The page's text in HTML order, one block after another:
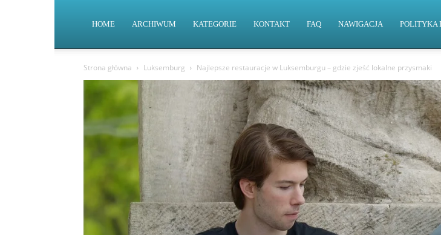
HOME ARCHIWUM KATEGORIE KONTAKT FAQ NAWIGACJA POLITYKA
Strona główna Luksemburg Najlepsze restauracje w Luksemburgu – gdzie zjeść lokalne przysmaki